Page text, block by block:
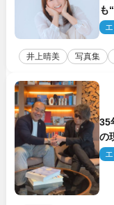
も
裸
井上晴美 写真集
35
の